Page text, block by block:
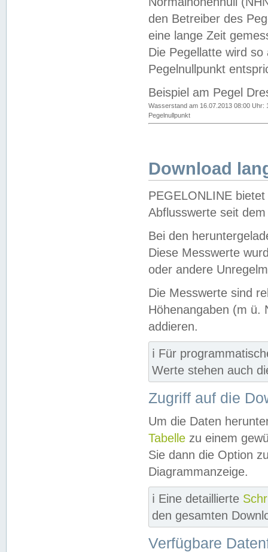
den Betreiber des
eine lange Zeit
Die Pegellatte wird
Pegelnullpunkt
Beispiel am Pegel
Wasserstand am 16.07.2013 08:00 Uhr:
Pegelnullpunkt
Download
PEGELONLINE
Abflusswerte seit
Bei den
Diese Messwerte
oder andere
Die Messwerte sind
Höhenangaben (m ü.
addieren.
ℹ️ Für
Werte stehen auch
Zugriff auf die
Um die Daten
Tabelle zu einem
Sie dann die Option
Diagrammanzeige.
ℹ️ Eine detaillierte
den gesamten
Verfügbare